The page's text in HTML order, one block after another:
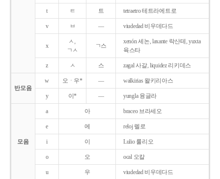
t ㅌ 트 tetraetro 테트라에트로
v ㅂ ― viudedad 비우데다드
x
ㅅ,
ㄱㅅ
ㄱ스
xenón 세논, laxante 락산테, yuxta
육스타
z ㅅ 스 zagal 사갈, liquidez 리키데스
반모음
w 오ㆍ우* ― walkirias 왈키리아스
y 이* ― yungla 융글라
모음
a 아 braceo 브라세오
e 에 reloj 렐로
i 이 Lulio 룰리오
o 오 ocal 오칼
u 우 viudedad 비우데다드